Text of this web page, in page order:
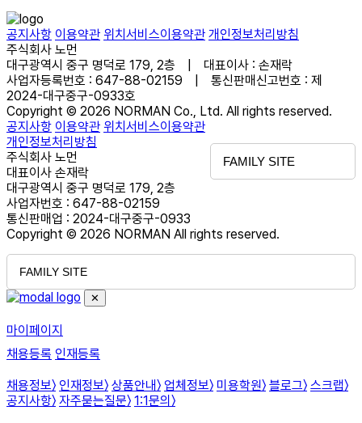
공지사항 이용약관 위치서비스이용약관 개인정보처리방침
주식회사 노먼
대구광역시 중구 명덕로 179, 2층 | 대표이사 : 손재락
사업자등록번호 : 647-88-02159 | 통신판매신고번호 : 제
2024-대구중구-0933호
Copyright © 2026 NORMAN Co., Ltd. All rights reserved.
FAMILY SITE
공지사항 이용약관 위치서비스이용약관
개인정보처리방침
주식회사 노먼
대표이사 손재락
대구광역시 중구 명덕로 179, 2층
사업자번호 : 647-88-02159
통신판매업 : 2024-대구중구-0933
Copyright © 2026 NORMAN All rights reserved.
FAMILY SITE
✕
마이페이지
채용등록 인재등록
채용정보〉 인재정보〉 상품안내 〉 업체정보〉 미용학원〉 블로그〉 스크랩〉
공지사항〉 자주묻는질문〉 1:1문의 〉